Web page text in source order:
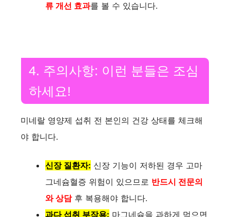
류 개선 효과를 볼 수 있습니다.
4. 주의사항: 이런 분들은 조심
하세요!
미네랄 영양제 섭취 전 본인의 건강 상태를 체크해
야 합니다.
신장 질환자: 신장 기능이 저하된 경우 고마
그네슘혈증 위험이 있으므로 반드시 전문의
와 상담후 복용해야 합니다.
과다 섭취 부작용: 마그네슘을 과하게 먹으면